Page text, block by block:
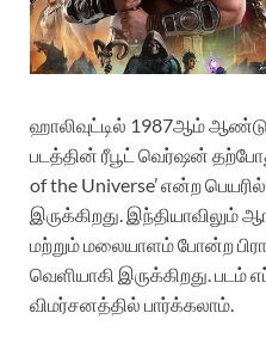
ஹாலிவுட்டில் 1987ஆம்
படத்தின் ரீபூட் வெர்ஷன்
of the Universe’ என்ற
இருக்கிறது. இந்தியாவிலும்
மற்றும் மலையாளம் போன்ற
வெளியாகி இருக்கிறது. படம்
விமர்சனத்தில் பார்க்கலாம்.